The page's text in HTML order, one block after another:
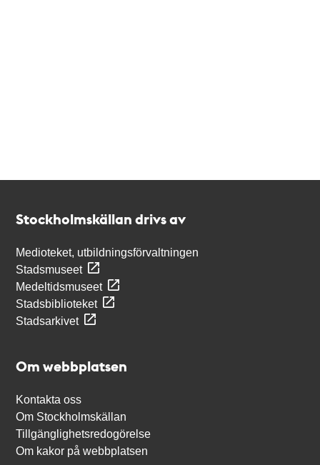
Stockholmskällan drivs av
Medioteket, utbildningsförvaltningen
Stadsmuseet
Medeltidsmuseet
Stadsbiblioteket
Stadsarkivet
Om webbplatsen
Kontakta oss
Om Stockholmskällan
Tillgänglighetsredogörelse
Om kakor på webbplatsen